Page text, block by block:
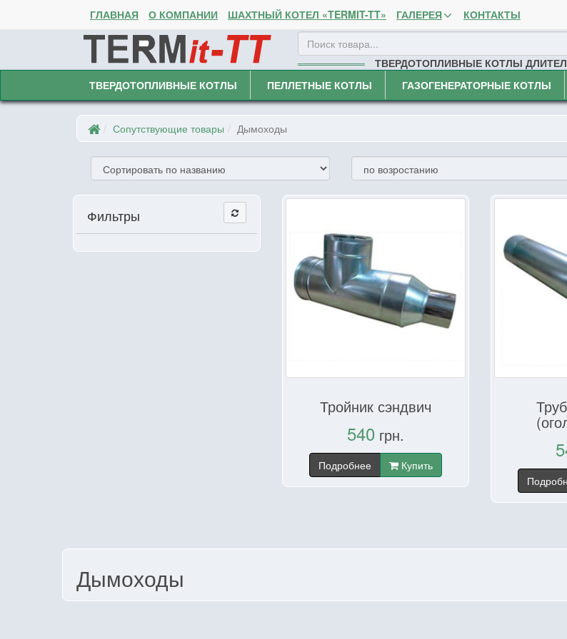
ГЛАВНАЯ О КОМПАНИИ ШАХТНЫЙ КОТЕЛ «TERMIT-TT» ГАЛЕРЕЯ КОНТАКТЫ
ТВЕРДОТОПЛИВНЫЕ КОТЛЫ
ТВЕРДОТОПЛИВНЫЕ КОТЛЫ ПЕЛЛЕТНЫЕ КОТЛЫ ГАЗОГЕНЕРАТОРНЫЕ КОТЛЫ
Сопутствующие товары Дымоходы
Фильтры
Тройник сэндвич
540 грн.
Подробнее Купить
Дымоходы